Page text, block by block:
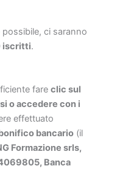
ci saranno
iscritti.
fare clic sul
o accedere con i
effettuato
bancario (il
Formazione srls,
Banca